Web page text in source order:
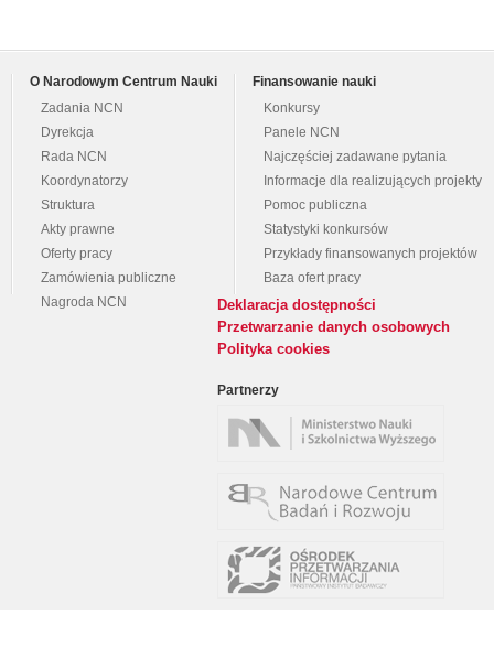
O Narodowym Centrum Nauki
Zadania NCN
Dyrekcja
Rada NCN
Koordynatorzy
Struktura
Akty prawne
Oferty pracy
Zamówienia publiczne
Nagroda NCN
Finansowanie nauki
Konkursy
Panele NCN
Najczęściej zadawane pytania
Informacje dla realizujących projekty
Pomoc publiczna
Statystyki konkursów
Przykłady finansowanych projektów
Baza ofert pracy
Deklaracja dostępności
Przetwarzanie danych osobowych
Polityka cookies
Partnerzy